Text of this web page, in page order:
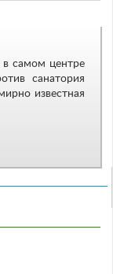
самом центре
санатория
известная